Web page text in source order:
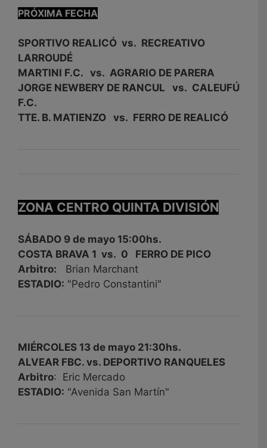
PRÓXIMA FECHA
SPORTIVO REALICÓ vs. RECREATIVO
LARROUDÉ
MARTINI F.C. vs. AGRARIO DE PARERA
JORGE NEWBERY DE RANCUL vs. CALEUFÚ
F.C.
TTE. B. MATIENZO vs. FERRO DE REALICÓ
ZONA CENTRO QUINTA DIVISIÓN
SÁBADO 9 de mayo 15:00hs.
COSTA BRAVA 1 vs. 0 FERRO DE PICO
Arbitro: Brian Marchant
ESTADIO: "Pedro Constantini"
MIÉRCOLES 13 de mayo 21:30hs.
ALVEAR FBC. vs. DEPORTIVO RANQUELES
Arbitro: Eric Mercado
ESTADIO: "Avenida San Martín"